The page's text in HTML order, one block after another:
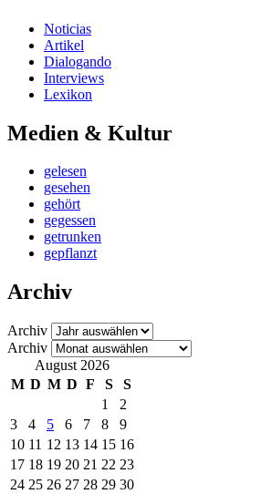
Noticias
Artikel
Dialogando
Interviews
Lexikon
Medien & Kultur
gelesen
gesehen
gehört
gegessen
getrunken
gepflanzt
Archiv
Archiv
Archiv
August 2026
M D M D F S
S
1
2
3
4 5 6 7 8
9
10 11 12 13 14 15 16
17 18 19 20 21 22 23
24 25 26 27 28 29 30